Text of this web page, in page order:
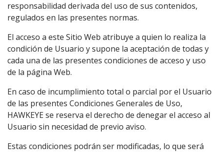
responsabilidad derivada del uso de sus contenidos,
regulados en las presentes normas.
El acceso a este Sitio Web atribuye a quien lo realiza la
condición de Usuario y supone la aceptación de todas y
cada una de las presentes condiciones de acceso y uso
de la página Web.
En caso de incumplimiento total o parcial por el Usuario
de las presentes Condiciones Generales de Uso,
HAWKEYE se reserva el derecho de denegar el acceso al
Usuario sin necesidad de previo aviso.
Estas condiciones podrán ser modificadas, lo que será